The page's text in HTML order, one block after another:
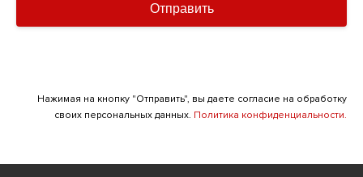
Отправить
Нажимая на кнопку "Отправить", вы даете согласие на обработку
своих персональных данных. Политика конфиденциальности.